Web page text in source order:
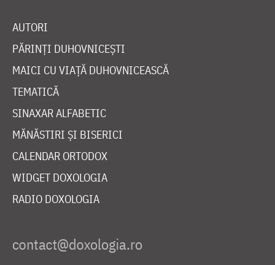
AUTORI
PĂRINȚI DUHOVNICEȘTI
MAICI CU VIAȚĂ DUHOVNICEASCĂ
TEMATICĂ
SINAXAR ALFABETIC
MĂNĂSTIRI ȘI BISERICI
CALENDAR ORTODOX
WIDGET DOXOLOGIA
RADIO DOXOLOGIA